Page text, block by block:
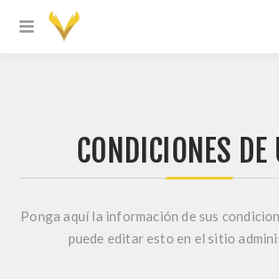
CONDICIONES DE
Ponga aquí la información de sus
puede editar esto en el sitio